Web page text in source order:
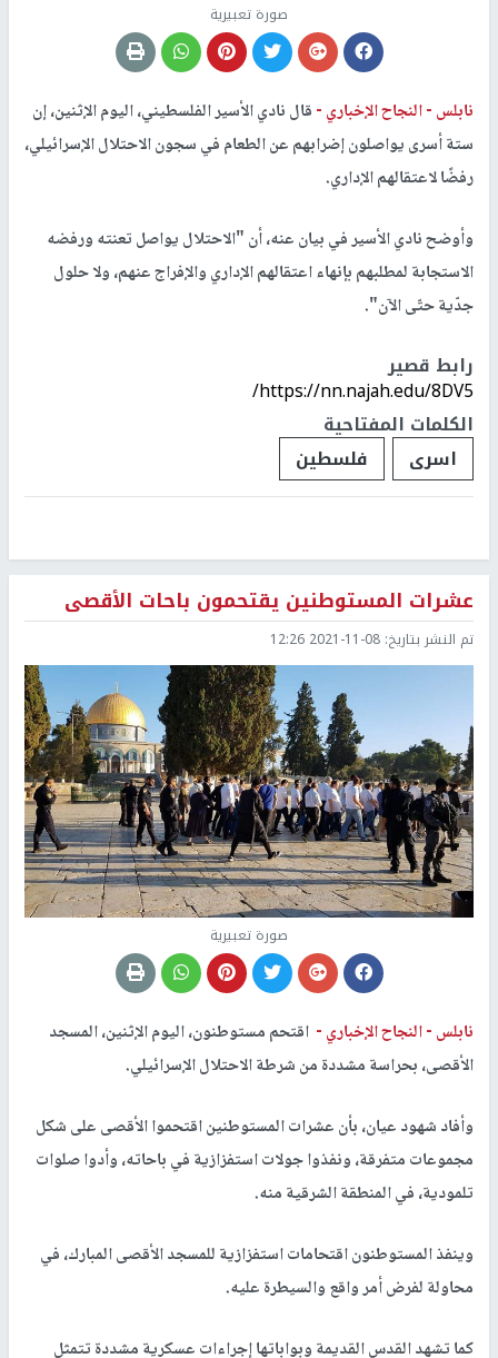
صورة تعبيرية
نابلس -النجاح الإخباري -قال نادي الأسير الفلسطيني، اليوم الإثنين، إن
ستة أسرى يواصلون إضرابهم عن الطعام في سجون الاحتلال الإسرائيلي،
رفضًا لاعتقالهم الإداري.
وأوضح نادي الأسير في بيان عنه، أن "الاحتلال يواصل تعنته ورفضه
الاستجابة لمطلبهم بإنهاء اعتقالهم الإداري والإفراج عنهم، ولا حلول
جدّية حتّى الآن".
رابط قصير
https://nn.najah.edu/8DV5/
الكلمات المفتاحية
اسرى
فلسطين
عشرات المستوطنين يقتحمون باحات الأقصى
تم النشر بتاريخ: 2021-11-08 12:26
صورة تعبيرية
نابلس -النجاح الإخباري - اقتحم مستوطنون، اليوم الإثنين، المسجد
الأقصى، بحراسة مشددة من شرطة الاحتلال الإسرائيلي.
وأفاد شهود عيان، بأن عشرات المستوطنين اقتحموا الأقصى على شكل
مجموعات متفرقة، ونفذوا جولات استفزازية في باحاته، وأدوا صلوات
تلمودية، في المنطقة الشرقية منه.
وينفذ المستوطنون اقتحامات استفزازية للمسجد الأقصى المبارك، في
محاولة لفرض أمر واقع والسيطرة عليه.
كما تشهد القدس القديمة وبواباتها إجراءات عسكرية مشددة تتمثل